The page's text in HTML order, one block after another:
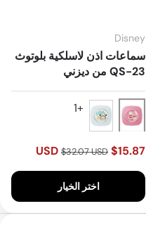
Disney
سماعات اذن لاسلكية بلوتوث
QS-23 من ديزني
$15.87 USD
$32.07 USD
اختر الخيار